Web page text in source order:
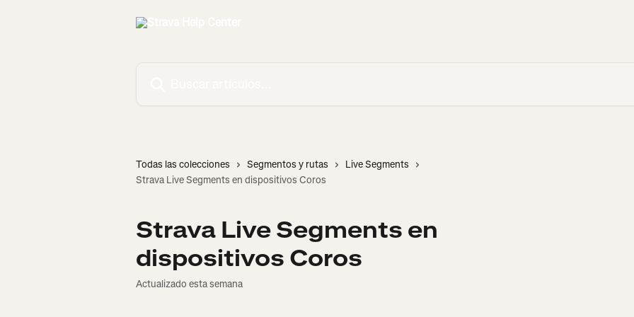
Todas las colecciones Segmentos y rutas
Live Segments
Strava Live Segments en dispositivos Coros
Strava Live Segments en
dispositivos Coros
Actualizado esta semana